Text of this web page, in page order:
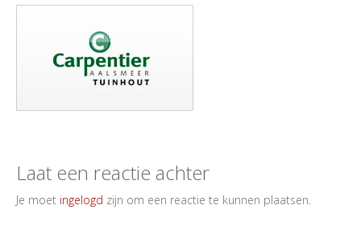
Laat een reactie achter
Je moet ingelogd zijn om een reactie te kunnen plaatsen.